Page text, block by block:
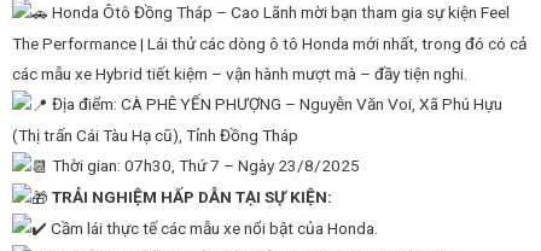
Honda Ôtô Đồng Tháp – Cao Lãnh mời bạn tham gia sự kiện Feel
The Performance | Lái thử các dòng ô tô Honda mới nhất, trong đó có cả
các mẫu xe Hybrid tiết kiệm – vận hành mượt mà – đầy tiện nghi.
Địa điểm: CÀ PHÊ YẾN PHƯỢNG – Nguyễn Văn Voi, Xã Phú Hựu
(Thị trấn Cái Tàu Hạ cũ), Tỉnh Đồng Tháp
Thời gian: 07h30, Thứ 7 – Ngày 23/8/2025
TRẢI NGHIỆM HẤP DẪN TẠI SỰ KIỆN:
Cầm lái thực tế các mẫu xe nổi bật của Honda.